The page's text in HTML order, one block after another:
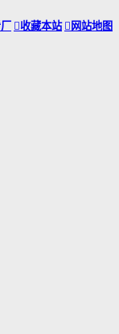
收藏本站  网站地图